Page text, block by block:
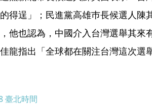
得逞」；民進黨高雄巿長候選人陳
他也認為，中國介入台灣選舉其來
龍指出「全球都在關注台灣這次選
臺北時間